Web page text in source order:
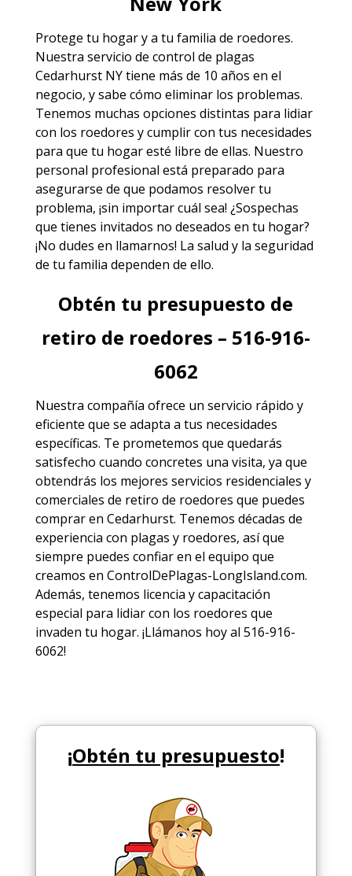
Protege tu hogar y a tu familia de roedores.
Nuestra servicio de control de plagas
Cedarhurst NYtiene más de 10 años en el
negocio, y sabe cómo eliminar los problemas.
Tenemos muchas opciones distintas para lidiar
con los roedores y cumplir con tus necesidades
para que tu hogar esté libre de ellas. Nuestro
personal profesional está preparado para
asegurarse de que podamos resolver tu
problema, ¡sin importar cuál sea! ¿Sospechas
que tienes invitados no deseados en tu hogar?
¡No dudes en llamarnos! La salud y la seguridad
de tu familia dependen de ello.
Obtén tu presupuesto de
retiro de roedores – 516-916-
6062
Nuestra compañía ofrece un servicio rápido y
eficiente que se adapta a tus necesidades
específicas. Te prometemos que quedarás
satisfecho cuando concretes una visita, ya que
obtendrás los mejores servicios residenciales y
comerciales de retiro de roedores que puedes
comprar en Cedarhurst. Tenemos décadas de
experiencia con plagas y roedores, así que
siempre puedes confiar en el equipo que
creamos en ControlDePlagas-LongIsland.com.
Además, tenemos licencia y capacitación
especial para lidiar con los roedores que
invaden tu hogar. ¡Llámanos hoy al 516-916-
6062!
¡Obtén tu presupuesto!